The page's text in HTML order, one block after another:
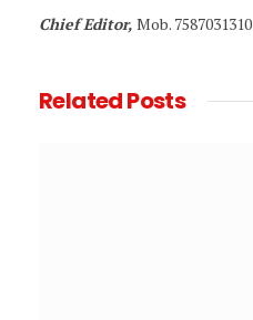
Chief Editor, Mob. 7587031310
RelatedPosts